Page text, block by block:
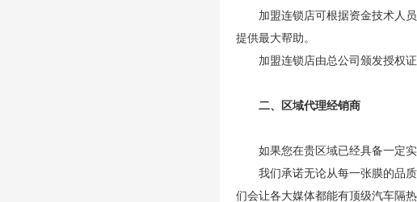
加盟连锁店可根据资金技术人
提供最大帮助。
加盟连锁店由总公司颁发授权
二、区域代理经销商
如果您在贵区域已经具备一定
我们承诺无论从每一张膜的品
们会让各大媒体都能有顶级汽车隔